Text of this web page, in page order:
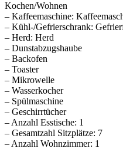
Kochen/Wohnen
– Kaffeemaschine:
– Kühl-/Gefrierschrank:
– Herd: Herd
– Dunstabzugshaube
– Backofen
– Toaster
– Mikrowelle
– Wasserkocher
– Spülmaschine
– Geschirrtücher
– Anzahl Esstische: 1
– Gesamtzahl Sitzplätze: 7
– Anzahl Wohnzimmer: 1